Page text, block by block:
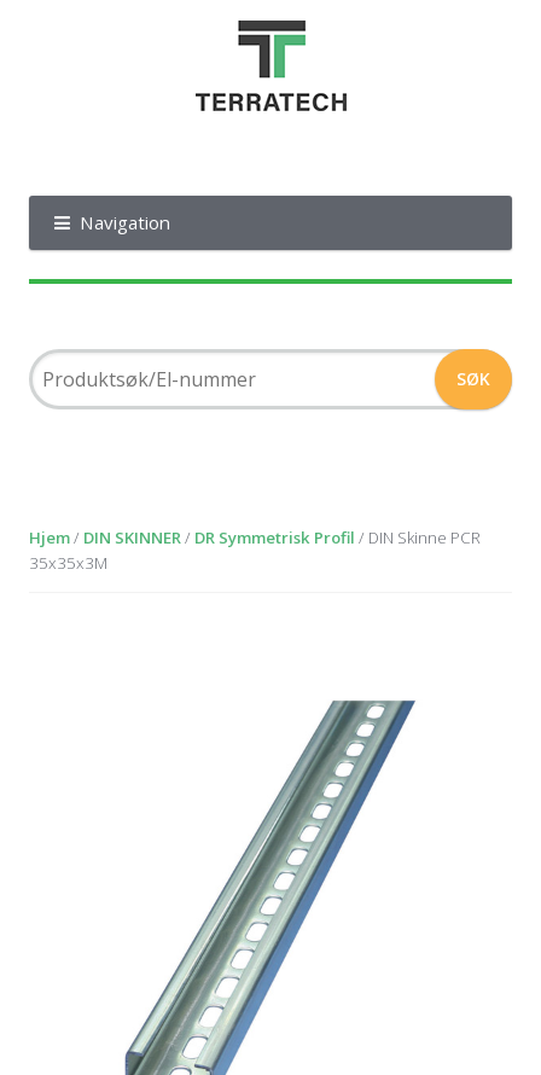
Navigation
Hjem/ DIN SKINNER/ DR Symmetrisk Profil / DIN Skinne PCR
35x35x3M